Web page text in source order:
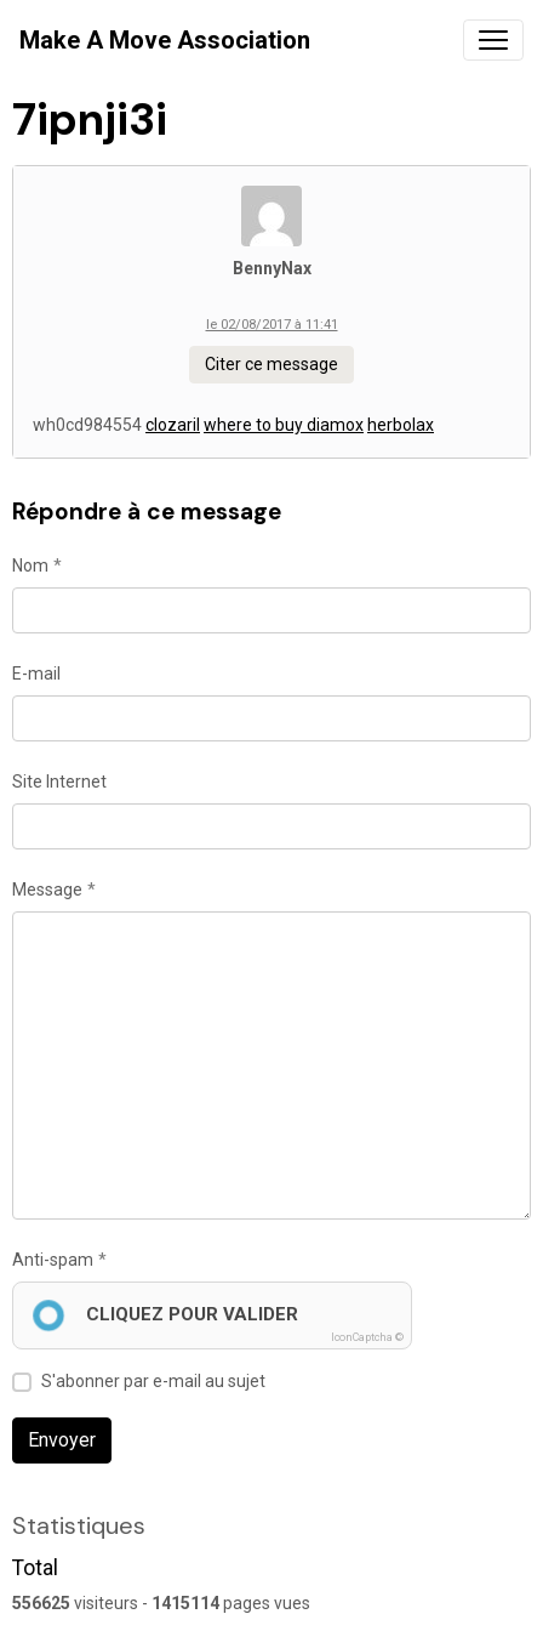
Make A Move Association
7ipnji3i
BennyNax
le 02/08/2017 à 11:41
Citer ce message
wh0cd984554clozaril where to buy diamox herbolax
Répondre à ce message
Nom
E-mail
Site Internet
Message
Anti-spam
CLIQUEZ POUR VALIDER
IconCaptcha ©
S'abonner par e-mail au sujet
Envoyer
Statistiques
Total
556625 visiteurs - 1415114pages vues